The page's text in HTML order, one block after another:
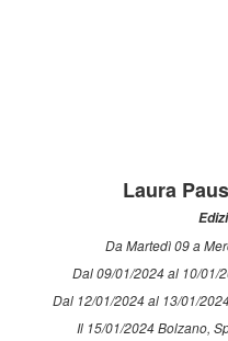
Laura
Da Martedì 09 a
Dal 09/01/2024 al 10/01/
Dal 12/01/2024 al 13/01/
Il 15/01/2024 Bolzano,